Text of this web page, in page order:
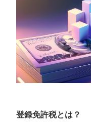
登録免許税とは？